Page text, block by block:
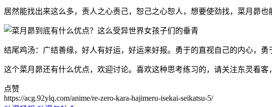
居然能找出来这么多，责人之心责己，恕己之心恕人，想要使劲找，菜月昴也
结尾鸡汤：广结善缘，好人有好运，好运来好报。勇于的直视自己的内心，
这个菜月昴还有什么优点，欢迎讨论。喜欢这种思考练习的，请关注东灵看客
点赞
https://acg.92ylq.com/anime/re-zero-kara-hajimeru-isekai-seikatsu-5/